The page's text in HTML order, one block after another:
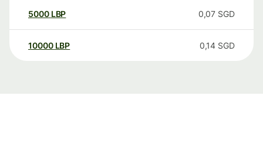
5000 LBP 0,07 SGD
10000 LBP 0,14 SGD